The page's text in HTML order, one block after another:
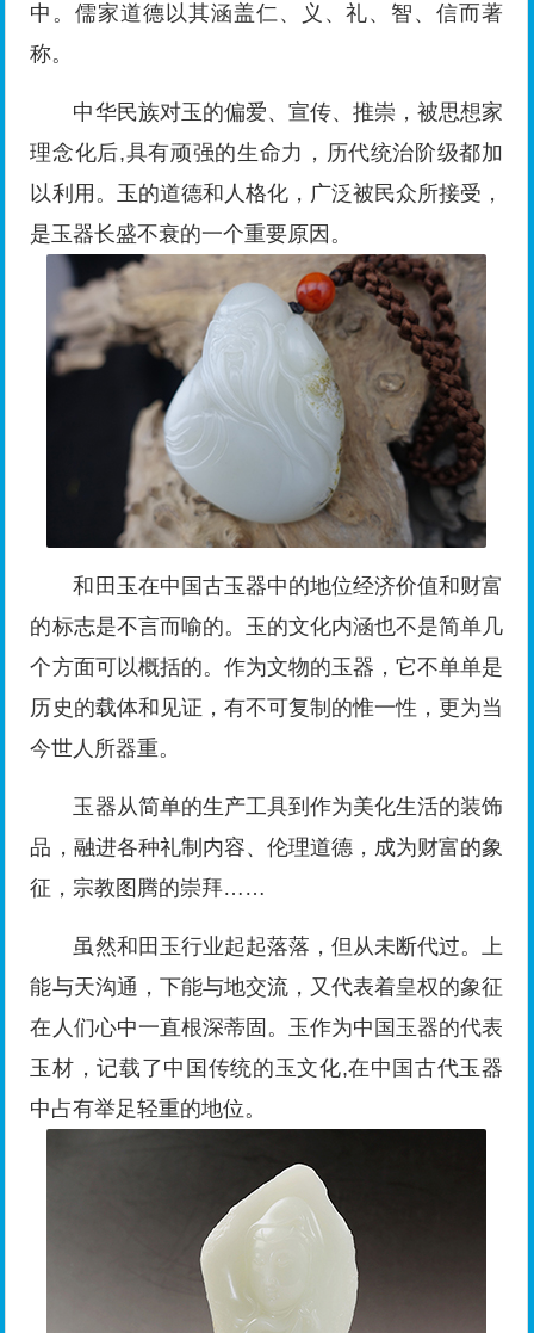
中。儒家道德以其涵盖仁、义、礼、智、信而著
称。
中华民族对玉的偏爱、宣传、推崇，被思想家
理念化后,具有顽强的生命力，历代统治阶级都加
以利用。玉的道德和人格化，广泛被民众所接受，
是玉器长盛不衰的一个重要原因。
和田玉在中国古玉器中的地位经济价值和财富
的标志是不言而喻的。玉的文化内涵也不是简单几
个方面可以概括的。作为文物的玉器，它不单单是
历史的载体和见证，有不可复制的惟一性，更为当
今世人所器重。
玉器从简单的生产工具到作为美化生活的装饰
品，融进各种礼制内容、伦理道德，成为财富的象
征，宗教图腾的崇拜……
虽然和田玉行业起起落落，但从未断代过。上
能与天沟通，下能与地交流，又代表着皇权的象征
在人们心中一直根深蒂固。玉作为中国玉器的代表
玉材，记载了中国传统的玉文化,在中国古代玉器
中占有举足轻重的地位。